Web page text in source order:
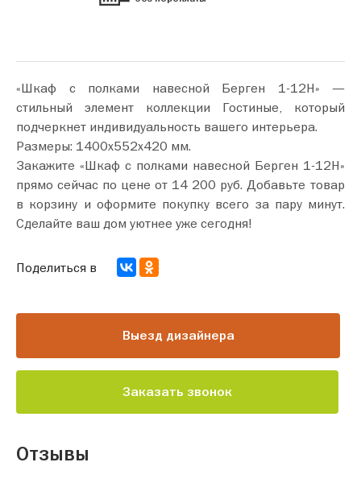
«Шкаф с полками навесной Берген 1-12Н» —
стильный элемент коллекции Гостиные, который
подчеркнет индивидуальность вашего интерьера.
Размеры: 1400х552х420 мм.
Закажите «Шкаф с полками навесной Берген 1-12Н»
прямо сейчас по цене от 14 200 руб. Добавьте товар
в корзину и оформите покупку всего за пару минут.
Сделайте ваш дом уютнее уже сегодня!
Выезд дизайнера
Заказать звонок
Поделиться в
Отзывы